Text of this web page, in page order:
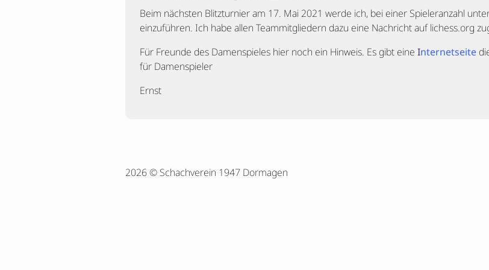
Beim nächsten Blitzturnier am 17. Mai 2021 werde ich, bei einer Spieleranzahl
einzuführen. Ich habe allen Teammitgliedern dazu eine Nachricht auf lichess.org
Für Freunde des Damenspieles hier noch ein Hinweis. Es gibt eine Internetseite
für Damenspieler
Ernst
2026 © Schachverein 1947 Dormagen